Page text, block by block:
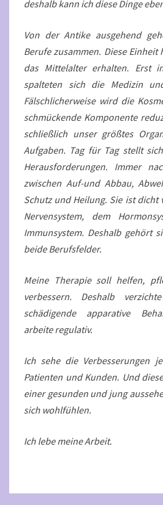
deshalb kann ich diese Dinge
Von der Antike ausgehend
Berufe zusammen. Diese
das Mittelalter erhalten. Erst
spalteten sich die Medizin
Fälschlicherweise wird die
schmückende Komponente
schließlich unser größtes
Aufgaben. Tag für Tag stellt
Herausforderungen. Immer
zwischen Auf-und Abbau,
Schutz und Heilung. Sie ist dicht
Nervensystem, dem
Immunsystem. Deshalb gehört
beide Berufsfelder.
Meine Therapie soll helfen,
verbessern. Deshalb
schädigende apparative
arbeite regulativ.
Ich sehe die Verbesserungen
Patienten und Kunden. Und
einer gesunden und jung
sich wohlfühlen.
Ich lebe meine Arbeit.